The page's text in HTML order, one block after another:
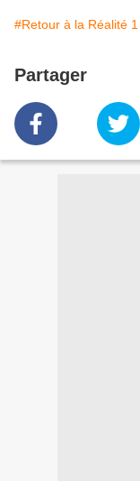
#Retour à la Réalité 1
Partager